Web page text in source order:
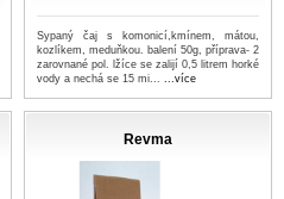
Sypaný čaj s komonicí,kmínem, mátou,
kozlíkem, meduňkou. balení 50g, příprava- 2
zarovnané pol. lžíce se zalijí 0,5 litrem horké
vody a nechá se 15 mi... ...více
Revma